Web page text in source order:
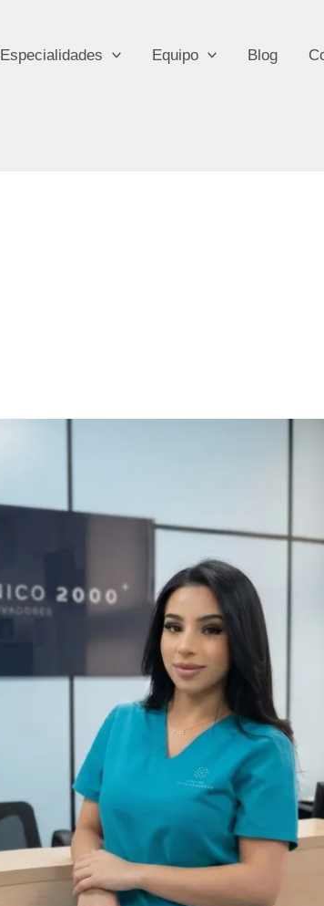
Especialidades Equipo Blog